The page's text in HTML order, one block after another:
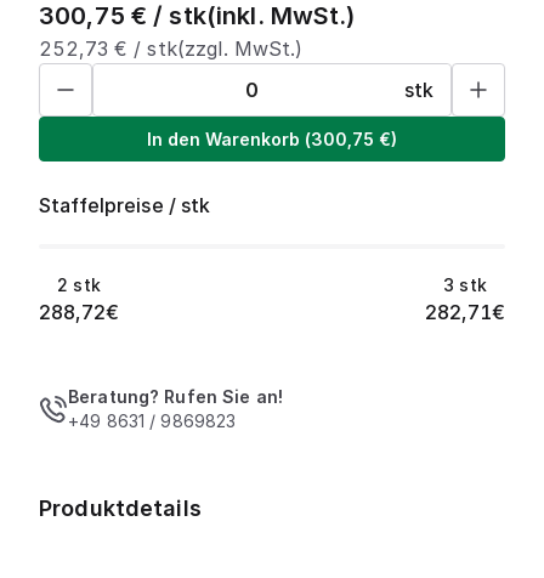
300,75 € / stk(inkl. MwSt.)
252,73 € /stk(zzgl. MwSt.)
stk
In den Warenkorb (300,75 €)
Staffelpreise / stk
2 stk
288,72€
3 stk
282,71€
Beratung? Rufen Sie an!
+49 8631 / 9869823
Produktdetails